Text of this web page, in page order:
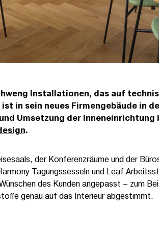
Installationen, das auf
in sein neues Firmengebäude in
Umsetzung der Inneneinrichtung
.
der Konferenzräume und der
Tagungssesseln und Leaf
des Kunden angepasst – zum
genau auf das Interieur abgestimmt.